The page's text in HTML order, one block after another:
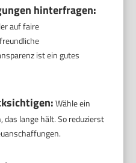
hinterfragen:
auf faire
ist ein gutes
Wähle ein
lange hält. So reduzierst